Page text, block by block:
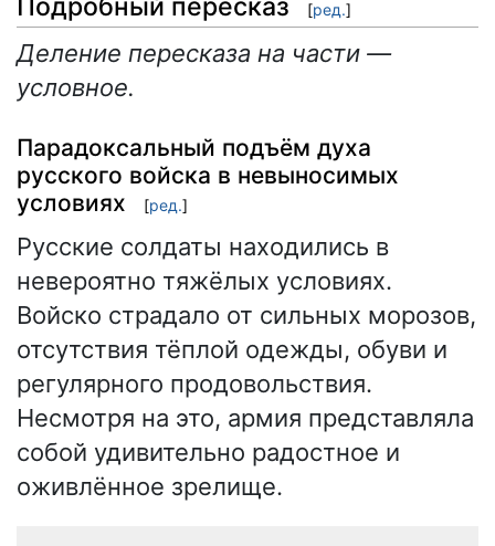
Подробный пересказ [ред.]
Деление пересказа на части —
условное.
Парадоксальный подъём духа
русского войска в невыносимых
условиях
[ред.]
Русские солдаты находились в
невероятно тяжёлых условиях.
Войско страдало от сильных морозов,
отсутствия тёплой одежды, обуви и
регулярного продовольствия.
Несмотря на это, армия представляла
собой удивительно радостное и
оживлённое зрелище.